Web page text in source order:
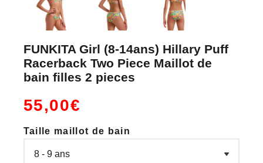
FUNKITA Girl (8-14ans) Hillary Puff
Racerback Two Piece Maillot de
bain filles 2 pieces
55,00€
Taille maillot de bain